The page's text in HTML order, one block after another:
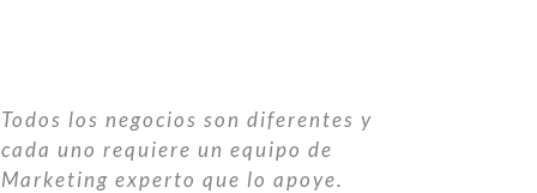
Todos los negocios son diferentes y
cada uno requiere un equipo de
Marketing experto que lo apoye.